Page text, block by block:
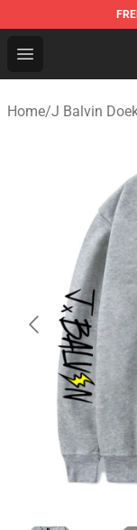
Open menu
J Balvin
Home/J Balvin